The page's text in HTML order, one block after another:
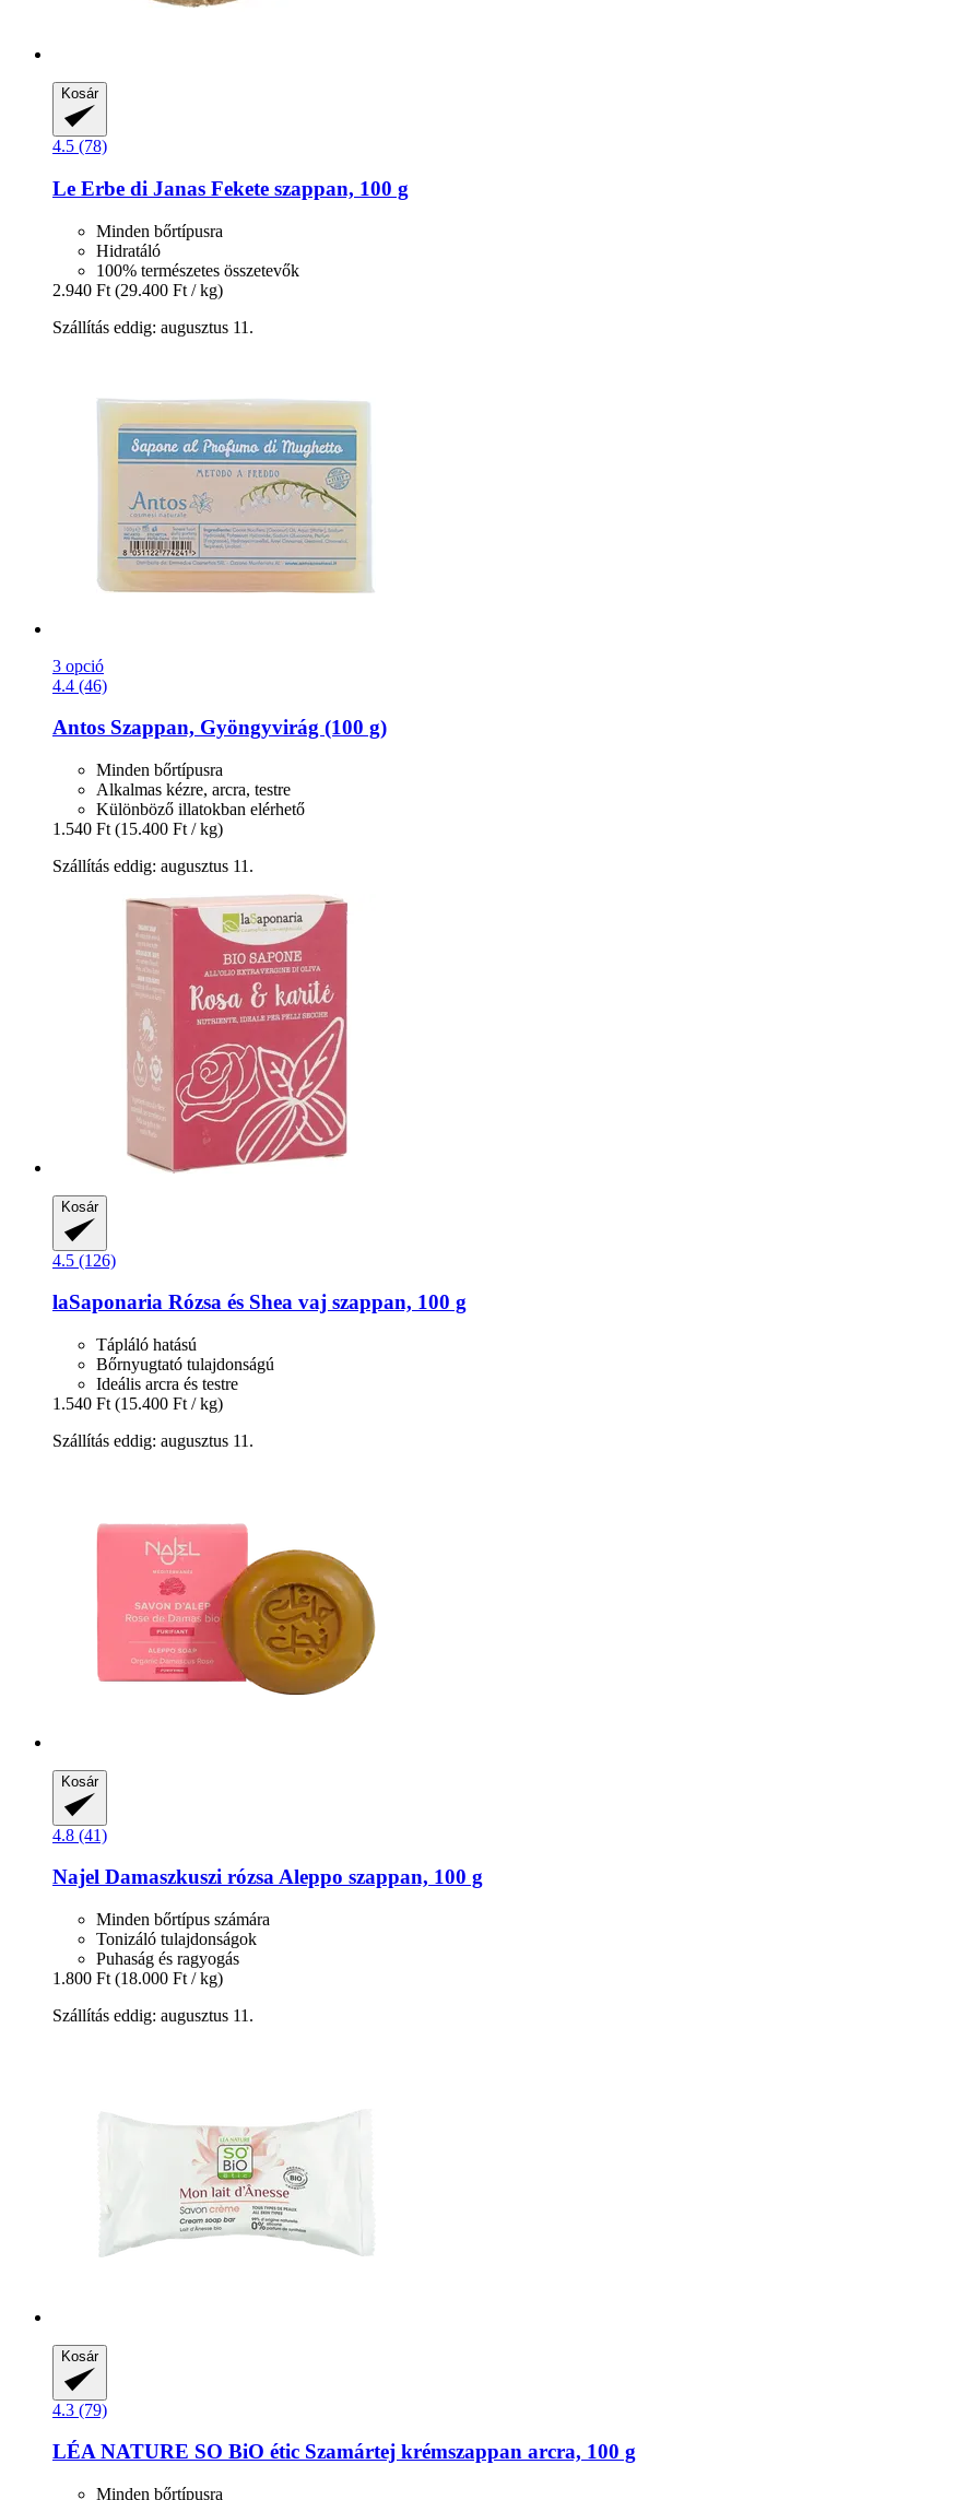
Kosár
4.5 (78)
Le Erbe di Janas Fekete szappan, 100 g
Minden bőrtípusra
Hidratáló
100% természetes összetevők
2.940 Ft (29.400 Ft / kg)
Szállítás eddig: augusztus 11.
3 opció
4.4 (46)
Antos Szappan, Gyöngyvirág (100 g)
Minden bőrtípusra
Alkalmas kézre, arcra, testre
Különböző illatokban elérhető
1.540 Ft (15.400 Ft / kg)
Szállítás eddig: augusztus 11.
Kosár
4.5 (126)
laSaponaria Rózsa és Shea vaj szappan, 100 g
Tápláló hatású
Bőrnyugtató tulajdonságú
Ideális arcra és testre
1.540 Ft (15.400 Ft / kg)
Szállítás eddig: augusztus 11.
Kosár
4.8 (41)
Najel Damaszkuszi rózsa Aleppo szappan, 100 g
Minden bőrtípus számára
Tonizáló tulajdonságok
Puhaság és ragyogás
1.800 Ft (18.000 Ft / kg)
Szállítás eddig: augusztus 11.
Kosár
4.3 (79)
LÉA NATURE SO BiO étic Szamártej krémszappan arcra, 100 g
Minden bőrtípusra